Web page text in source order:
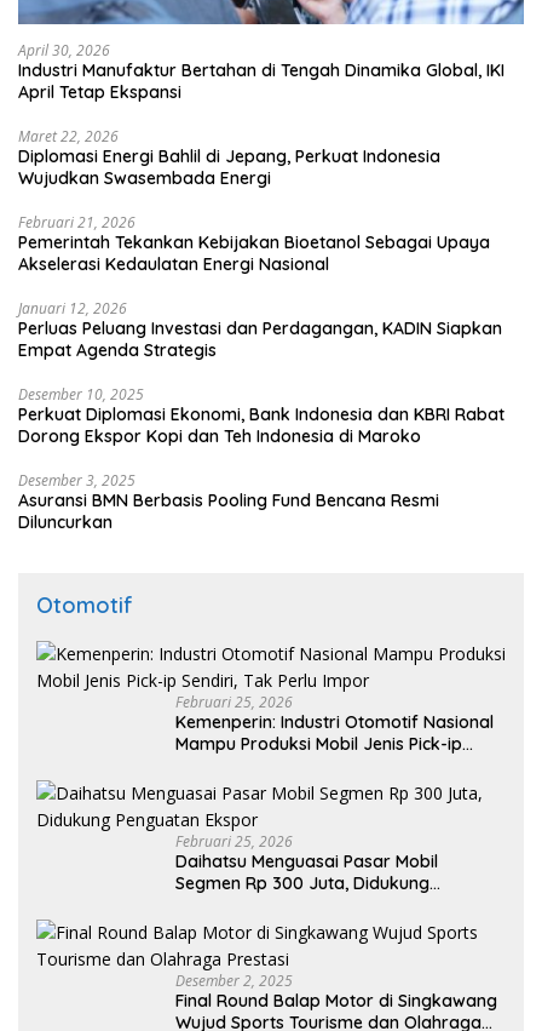
April 30, 2026
Industri Manufaktur Bertahan di Tengah Dinamika Global, IKI
April Tetap Ekspansi
Maret 22, 2026
Diplomasi Energi Bahlil di Jepang, Perkuat Indonesia
Wujudkan Swasembada Energi
Februari 21, 2026
Pemerintah Tekankan Kebijakan Bioetanol Sebagai Upaya
Akselerasi Kedaulatan Energi Nasional
Januari 12, 2026
Perluas Peluang Investasi dan Perdagangan, KADIN Siapkan
Empat Agenda Strategis
Desember 10, 2025
Perkuat Diplomasi Ekonomi, Bank Indonesia dan KBRI Rabat
Dorong Ekspor Kopi dan Teh Indonesia di Maroko
Desember 3, 2025
Asuransi BMN Berbasis Pooling Fund Bencana Resmi
Diluncurkan
Otomotif
Februari 25, 2026
Kemenperin: Industri Otomotif Nasional
Mampu Produksi Mobil Jenis Pick-ip
Februari 25, 2026
Daihatsu Menguasai Pasar Mobil
Segmen Rp 300 Juta, Didukung
Desember 2, 2025
Final Round Balap Motor di Singkawang
Wujud Sports Tourisme dan Olahraga